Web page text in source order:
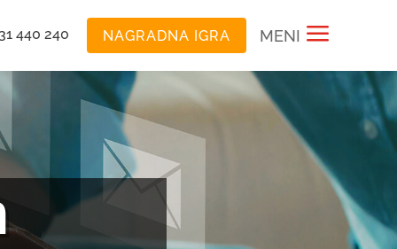
440 240 NAGRADNA IGRA MENI a